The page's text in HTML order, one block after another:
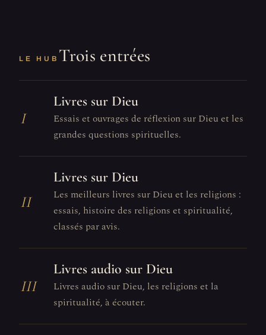
LE HUB Trois entrées
I
Livres sur Dieu
Essais et ouvrages de réflexion sur Dieu et les
grandes questions spirituelles.
II
Livres sur Dieu
Les meilleurs livres sur Dieu et les religions :
essais, histoire des religions et spiritualité,
classés par avis.
III
Livres audio sur Dieu
Livres audio sur Dieu, les religions et la
spiritualité, à écouter.